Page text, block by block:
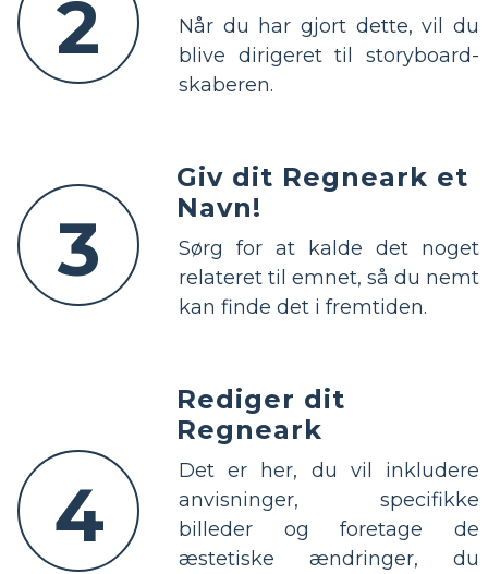
2
Når du har gjort dette, vil du
blive dirigeret til storyboard-
skaberen.
3
Giv dit Regneark et
Navn!
Sørg for at kalde det noget
relateret til emnet, så du nemt
kan finde det i fremtiden.
4
Rediger dit
Regneark
Det er her, du vil inkludere
anvisninger, specifikke
billeder og foretage de
æstetiske ændringer, du